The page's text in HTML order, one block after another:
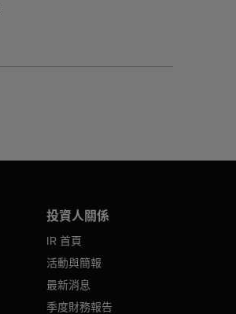
投資人關係
IR 首頁
活動與簡報
最新消息
季度財務報告